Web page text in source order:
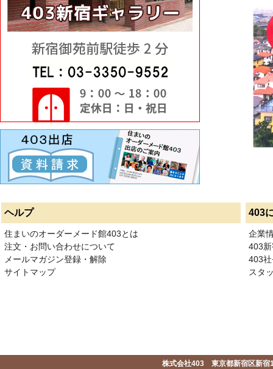
ヘルプ 403
住まいのオーダーメード館403とは
注文・お問い合わせについて
メールマガジン登録・解除
サイトマップ
企業
403
403
スタ
株式会社403 東京都新宿区新